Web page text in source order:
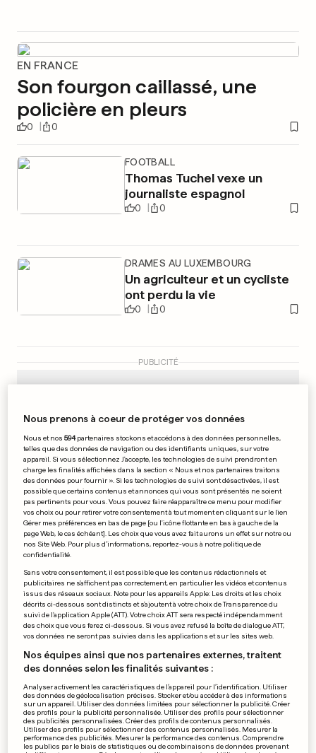
EN FRANCE
Son fourgon caillassé, une
policière en pleurs
0 0
FOOTBALL
Thomas Tuchel vexe un
journaliste espagnol
0 0
DRAMES AU LUXEMBOURG
Un agriculteur et un cycliste
ont perdu la vie
0 0
PUBLICITÉ
STOMY BUGSY
Scandalisé par un élevage de
poules pondeuses
0 0
Les frontaliers français
seront-ils pénalisés?
0 0
Nous prenons à coeur de protéger vos données
Nous et nos594partenaires stockons et accédons à des données personnelles,
telles que des données de navigation ou des identifiants uniques, sur votre
appareil. Si vous sélectionnez J'accepte, les technologies de suivi prendront en
charge les finalités affichées dans la section « Nous et nos partenaires traitons
des données pour fournir ». Si les technologies de suivi sont désactivées, il est
possible que certains contenus et annonces qui vous sont présentés ne soient
pas pertinents pour vous. Vous pouvez faire réapparaître ce menu pour modifier
vos choix ou pour retirer votre consentement à tout moment en cliquant sur le lien
Gérer mes préférences en bas de page [ou l'icône flottante en bas à gauche de la
page Web, le cas échéant]. Les choix que vous avez fait aurons un effet sur notre ou
nos Site Web. Pour plus d’informations, reportez-vous à notre politique de
confidentialité.
Sans votre consentement, il est possible que les contenus rédactionnels et
publicitaires ne s'affichent pas correctement, en particulier les vidéos et contenus
issus des réseaux sociaux. Note pour les appareils Apple: Les droits et les choix
décrits ci-dessous sont distincts et s'ajoutent à votre choix de Transparence du
suivi de l'application Apple (ATT). Votre choix ATT sera respecté indépendamment
des choix que vous ferez ci-dessous. Si vous avez refusé la boîte de dialogue ATT,
vos données ne seront pas suivies dans les applications et sur les sites web.
Nos équipes ainsi que nos partenaires externes, traitent
des données selon les finalités suivantes :
Analyser activement les caractéristiques de l’appareil pour l’identification. Utiliser
des données de géolocalisation précises. Stocker et/ou accéder à des informations
sur un appareil. Utiliser des données limitées pour sélectionner la publicité. Créer
des profils pour la publicité personnalisée. Utiliser des profils pour sélectionner
des publicités personnalisées. Créer des profils de contenus personnalisés.
Utiliser des profils pour sélectionner des contenus personnalisés. Mesurer la
performance des publicités. Mesurer la performance des contenus. Comprendre
les publics par le biais de statistiques ou de combinaisons de données provenant